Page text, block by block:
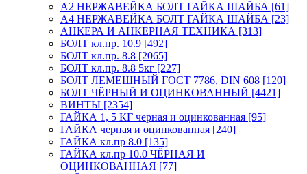
А2 НЕРЖАВЕЙКА БОЛТ ГАЙКА ШАЙБА [61]
А4 НЕРЖАВЕЙКА БОЛТ ГАЙКА ШАЙБА [23]
АНКЕРА И АНКЕРНАЯ ТЕХНИКА [313]
БОЛТ кл.пр. 10.9 [492]
БОЛТ кл.пр. 8.8 [2065]
БОЛТ кл.пр. 8.8 5кг [227]
БОЛТ ЛЕМЕШНЫЙ ГОСТ 7786, DIN 608 [120]
БОЛТ ЧЁРНЫЙ И ОЦИНКОВАННЫЙ [4421]
ВИНТЫ [2354]
ГАЙКА 1, 5 КГ черная и оцинкованная [95]
ГАЙКА черная и оцинкованная [240]
ГАЙКА кл.пр 8.0 [135]
ГАЙКА кл.пр 10.0 ЧЁРНАЯ И
ОЦИНКОВАННАЯ [77]